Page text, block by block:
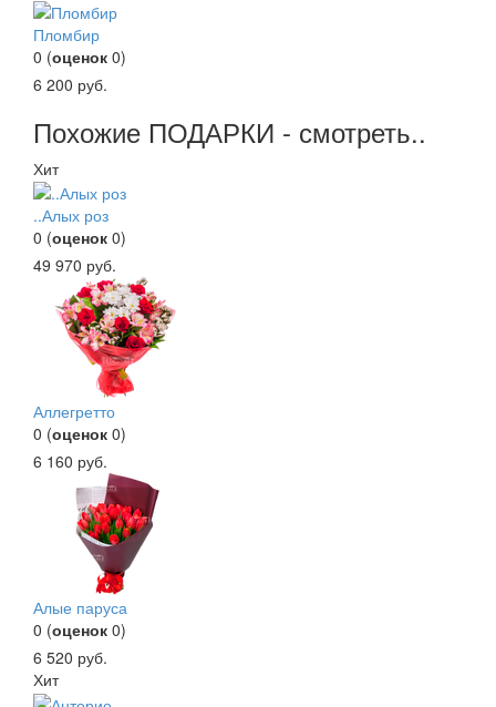
Пломбир
0 (оценок 0)
6 200 руб.
Похожие ПОДАРКИ - смотреть..
Хит
..Алых роз
0 (оценок 0)
49 970 руб.
Аллегретто
0 (оценок 0)
6 160 руб.
Алые паруса
0 (оценок 0)
6 520 руб.
Хит